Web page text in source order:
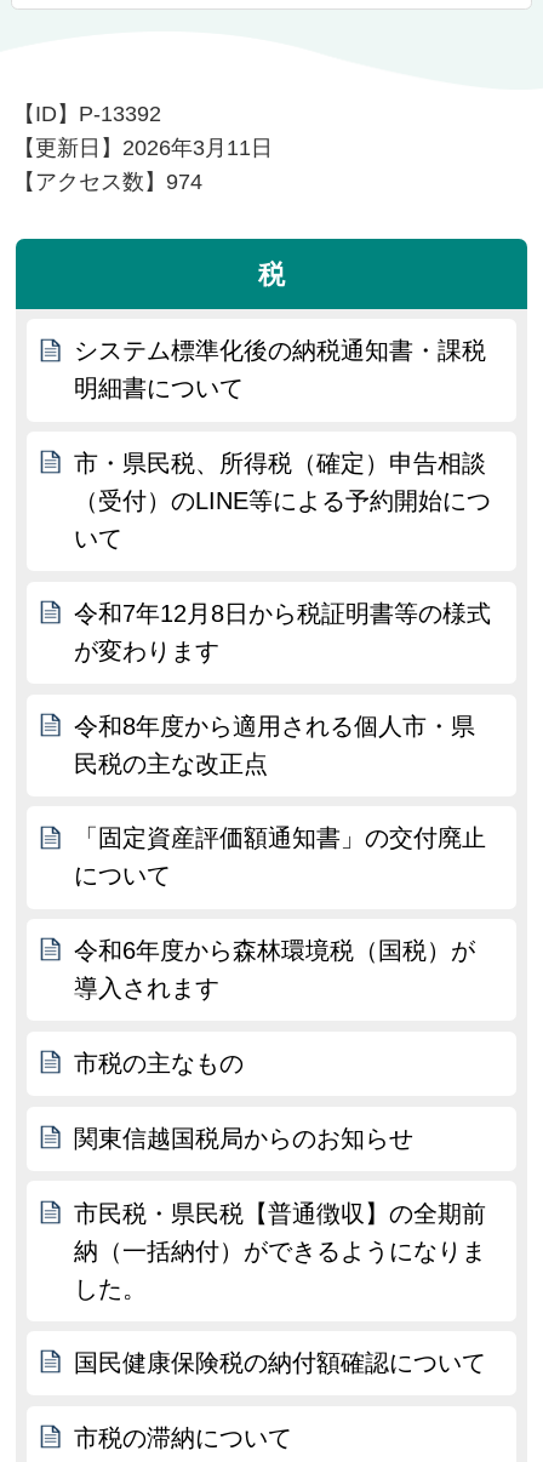
【ID】 P-13392
【更新日】 2026年3月11日
【アクセス数】974
税
システム標準化後の納税通知書・課税
明細書について
市・県民税、所得税（確定）申告相談
（受付）のLINE等による予約開始につ
いて
令和7年12月8日から税証明書等の様式
が変わります
令和8年度から適用される個人市・県
民税の主な改正点
「固定資産評価額通知書」の交付廃止
について
令和6年度から森林環境税（国税）が
導入されます
市税の主なもの
関東信越国税局からのお知らせ
市民税・県民税【普通徴収】の全期前
納（一括納付）ができるようになりま
した。
国民健康保険税の納付額確認について
市税の滞納について